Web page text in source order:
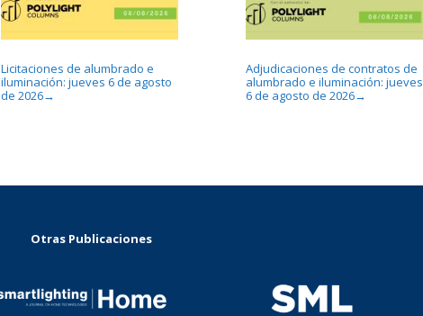
Licitaciones de alumbrado e
iluminación: jueves 6 de agosto
de 2026→
Adjudicaciones de contratos de
alumbrado e iluminación: jueves
6 de agosto de 2026→
Otras Publicaciones